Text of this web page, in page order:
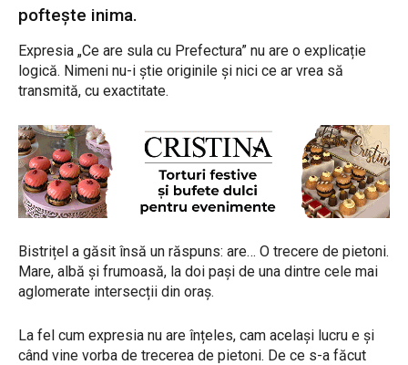
poftește inima.
Expresia „Ce are sula cu Prefectura” nu are o explicație
logică. Nimeni nu-i știe originile și nici ce ar vrea să
transmită, cu exactitate.
Bistrițel a găsit însă un răspuns: are… O trecere de pietoni.
Mare, albă și frumoasă, la doi pași de una dintre cele mai
aglomerate intersecții din oraș.
La fel cum expresia nu are înțeles, cam același lucru e și
când vine vorba de trecerea de pietoni. De ce s-a făcut